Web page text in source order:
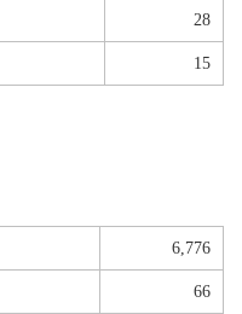
28
15
6,776
66